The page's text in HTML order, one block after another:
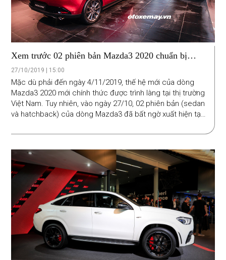
Xem trước 02 phiên bản Mazda3 2020 chuẩn bị
được bán ra tại VN
27/10/2019 | 15:00
Mặc dù phải đến ngày 4/11/2019, thế hệ mới của dòng
Mazda3 2020 mới chính thức được trình làng tại thị trường
Việt Nam. Tuy nhiên, vào ngày 27/10, 02 phiên bản (sedan
và hatchback) của dòng Mazda3 đã bất ngờ xuất hiện tại
kỹ thuật cũng như giá bán chính thức cho từng phiên bản